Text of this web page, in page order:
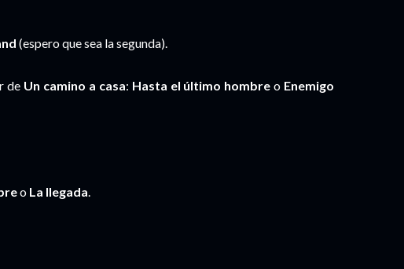
(espero que sea la segunda).
de Un camino a casa: Hasta el último hombre o Enemigo
o La llegada.